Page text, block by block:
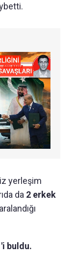
yerleşim
da 2 erkek
buldu.